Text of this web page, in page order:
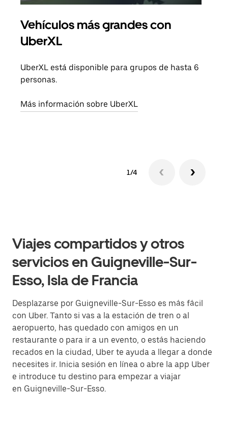
Vehículos más grandes con
UberXL
UberXL está disponible para grupos de hasta 6
personas.
Más información sobre UberXL
1/4
Viajes compartidos y otros
servicios en Guigneville-Sur-
Esso, Isla de Francia
Desplazarse por Guigneville-Sur-Esso es más fácil
con Uber. Tanto si vas a la estación de tren o al
aeropuerto, has quedado con amigos en un
restaurante o para ir a un evento, o estás haciendo
recados en la ciudad, Uber te ayuda a llegar a donde
necesites ir. Inicia sesión en línea o abre la app Uber
e introduce tu destino para empezar a viajar
en Guigneville-Sur-Esso.